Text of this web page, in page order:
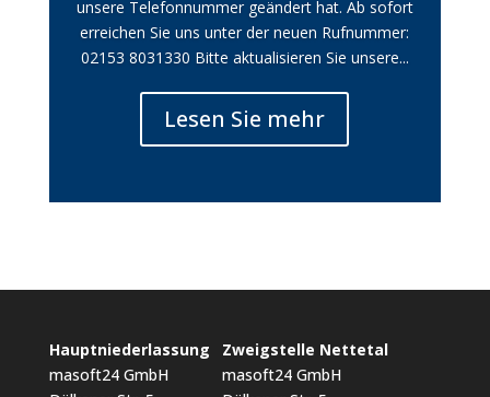
unsere Telefonnummer geändert hat. Ab sofort
erreichen Sie uns unter der neuen Rufnummer:
02153 8031330 Bitte aktualisieren Sie unsere...
Lesen Sie mehr
Hauptniederlassung
masoft24 GmbH
Zweigstelle Nettetal
masoft24 GmbH